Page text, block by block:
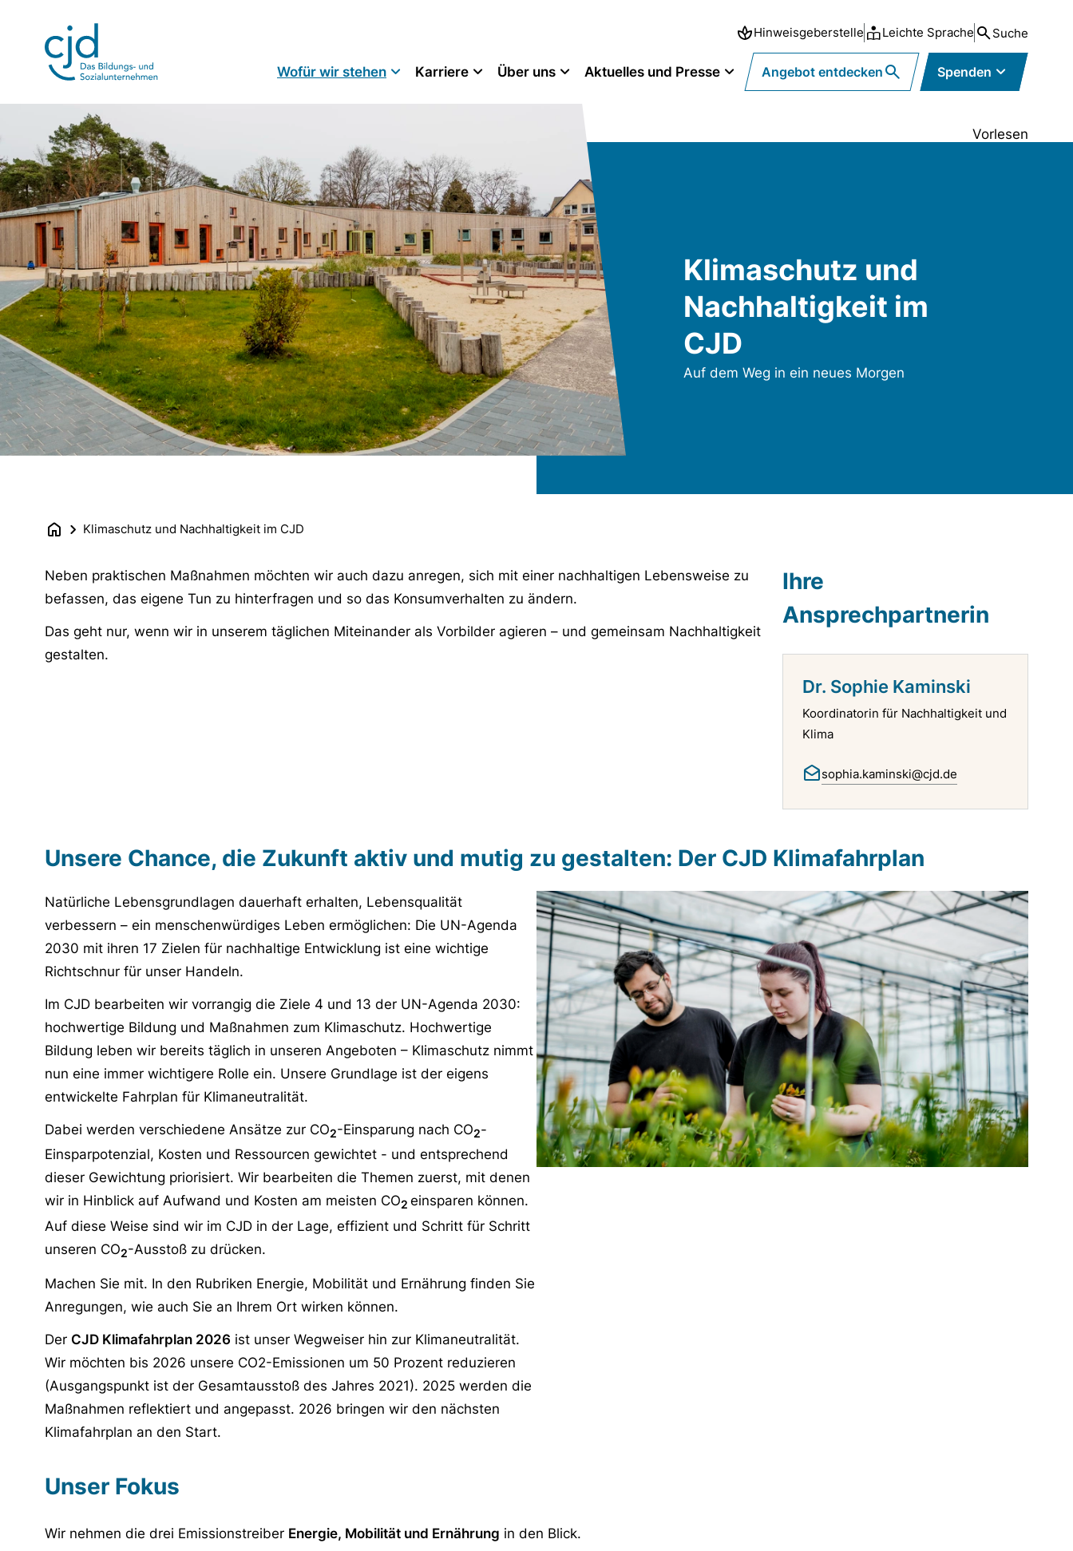
Hinweisgeberstelle Leichte Sprache Suche
Wofür wir stehen Karriere Über uns Aktuelles und Presse Angebot entdecken Spenden
Vorlesen
Klimaschutz und
Nachhaltigkeit im
CJD
Auf dem Weg in ein neues Morgen
Klimaschutz und Nachhaltigkeit im CJD
Neben praktischen Maßnahmen möchten wir auch dazu anregen, sich mit einer nachhaltigen Lebensweise zu
befassen, das eigene Tun zu hinterfragen und so das Konsumverhalten zu ändern.
Das geht nur, wenn wir in unserem täglichen Miteinander als Vorbilder agieren – und gemeinsam Nachhaltigkeit
gestalten.
Ihre
Ansprechpartnerin
Dr. Sophie Kaminski
Koordinatorin für Nachhaltigkeit und
Klima
sophia.kaminski@cjd.de
Unsere Chance, die Zukunft aktiv und mutig zu gestalten: Der CJD Klimafahrplan
Natürliche Lebensgrundlagen dauerhaft erhalten, Lebensqualität
verbessern – ein menschenwürdiges Leben ermöglichen: Die UN-Agenda
2030 mit ihren 17 Zielen für nachhaltige Entwicklung ist eine wichtige
Richtschnur für unser Handeln.
Im CJD bearbeiten wir vorrangig die Ziele 4 und 13 der UN-Agenda 2030:
hochwertige Bildung und Maßnahmen zum Klimaschutz. Hochwertige
Bildung leben wir bereits täglich in unseren Angeboten – Klimaschutz nimmt
nun eine immer wichtigere Rolle ein. Unsere Grundlage ist der eigens
entwickelte Fahrplan für Klimaneutralität.
Dabei werden verschiedene Ansätze zur CO2-Einsparung nach CO2-
Einsparpotenzial, Kosten und Ressourcen gewichtet - und entsprechend
dieser Gewichtung priorisiert. Wir bearbeiten die Themen zuerst, mit denen
wir in Hinblick auf Aufwand und Kosten am meisten CO2 einsparen können.
Auf diese Weise sind wir im CJD in der Lage, effizient und Schritt für Schritt
unseren CO2-Ausstoß zu drücken.
Machen Sie mit. In den Rubriken Energie, Mobilität und Ernährung finden Sie
Anregungen, wie auch Sie an Ihrem Ort wirken können.
Der CJD Klimafahrplan 2026 ist unser Wegweiser hin zur Klimaneutralität.
Wir möchten bis 2026 unsere CO2-Emissionen um 50 Prozent reduzieren
(Ausgangspunkt ist der Gesamtausstoß des Jahres 2021). 2025 werden die
Maßnahmen reflektiert und angepasst. 2026 bringen wir den nächsten
Klimafahrplan an den Start.
Unser Fokus
Wir nehmen die drei Emissionstreiber Energie, Mobilität und Ernährung in den Blick.